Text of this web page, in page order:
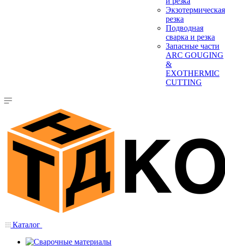
Экзотермическая
резка
Подводная
сварка и резка
Запасные части
ARC GOUGING
&
EXOTHERMIC
CUTTING
Каталог